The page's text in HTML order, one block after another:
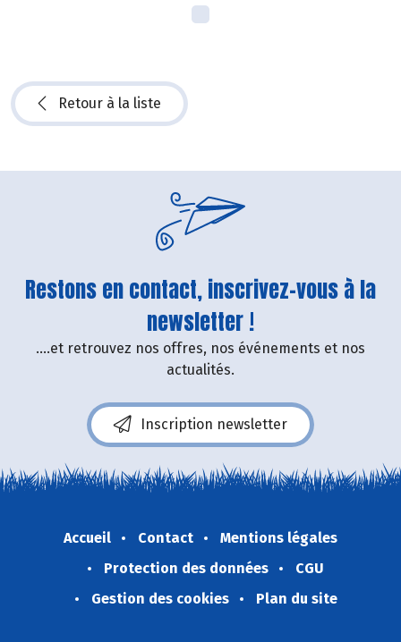
Retour à la liste
Restons en contact, inscrivez-vous à la
newsletter !
....et retrouvez nos offres, nos événements et nos
actualités.
Inscription newsletter
Accueil Contact
Mentions légales
Protection des données
CGU
Gestion des cookies
Plan du site